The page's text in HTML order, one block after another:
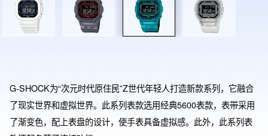
G-SHOCK为“次元时代原住民”Z世代年轻人打造新款系列，它融合
了现实世界和虚拟世界。此系列表款选用经典5600表款，表带采用
了渐变色，配上表盘的设计，使手表具备虚拟感。此外，此系列表